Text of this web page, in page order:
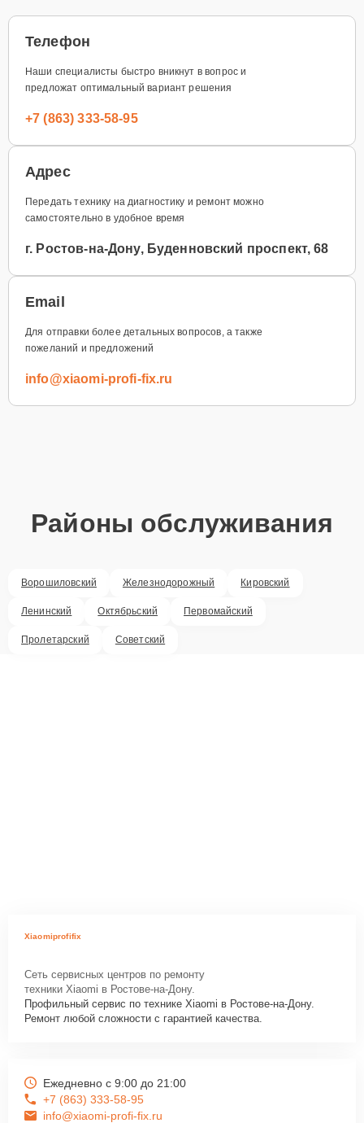
Телефон
Наши специалисты быстро вникнут в вопрос и
предложат оптимальный вариант решения
+7 (863) 333-58-95
Адрес
Передать технику на диагностику и ремонт можно
самостоятельно в удобное время
г. Ростов-на-Дону, Буденновский проспект, 68
Email
Для отправки более детальных вопросов, а также
пожеланий и предложений
info@xiaomi-profi-fix.ru
Районы обслуживания
Ворошиловский Железнодорожный Кировский
Ленинский Октябрьский Первомайский
Пролетарский Советский
Xiaomiprofifix
Сеть сервисных центров по ремонту
техники Xiaomi в Ростове-на-Дону.
Профильный сервис по технике Xiaomi в Ростове-на-Дону.
Ремонт любой сложности с гарантией качества.
Ежедневно с 9:00 до 21:00
+7 (863) 333-58-95
info@xiaomi-profi-fix.ru